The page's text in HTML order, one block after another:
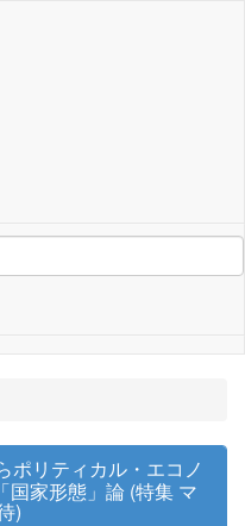
ポリティカル・エコノ
国家形態」論 (特集 マ
)